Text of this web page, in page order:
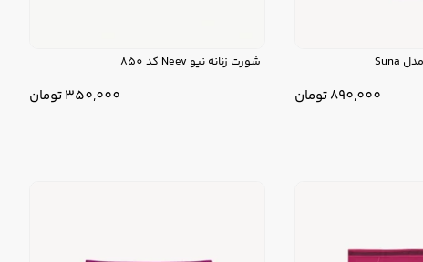
890,000تومان
شورت زنانه نیو Neev کد 850
350,000تومان